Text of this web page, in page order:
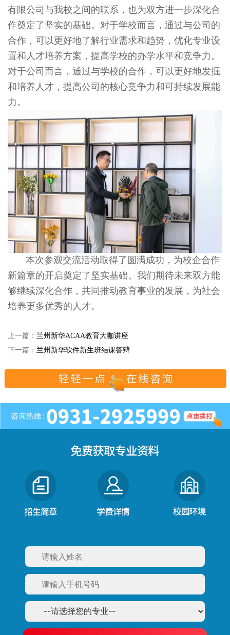
有限公司与我校之间的联系，也为双方进一步深化合
作奠定了坚实的基础。对于学校而言，通过与公司的
合作，可以更好地了解行业需求和趋势，优化专业设
置和人才培养方案，提高学校的办学水平和竞争力。
对于公司而言，通过与学校的合作，可以更好地发掘
和培养人才，提高公司的核心竞争力和可持续发展能
力。
本次参观交流活动取得了圆满成功，为校企合作
新篇章的开启奠定了坚实基础。我们期待未来双方能
够继续深化合作，共同推动教育事业的发展，为社会
培养更多优秀的人才。
上一篇： 兰州新华ACAA教育大咖讲座
下一篇： 兰州新华软件新生班结课答辩